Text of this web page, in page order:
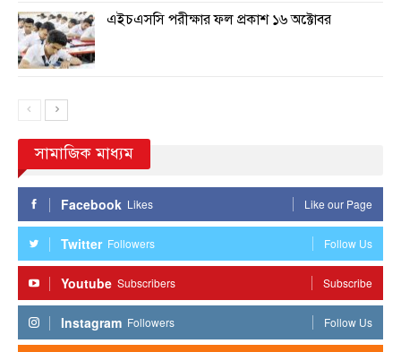
এইচএসসি পরীক্ষার ফল প্রকাশ ১৬ অক্টোবর
সামাজিক মাধ্যম
Facebook Likes Like our Page
Twitter Followers Follow Us
Youtube Subscribers Subscribe
Instagram Followers Follow Us